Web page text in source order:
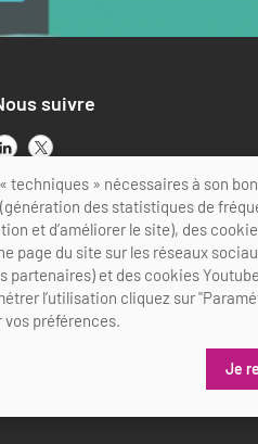
suivre
techniques » nécessaires à son
des statistiques de
et d’améliorer le site), des
page du site sur les réseaux
partenaires) et des cookies
l’utilisation cliquez sur
préférences.
Je